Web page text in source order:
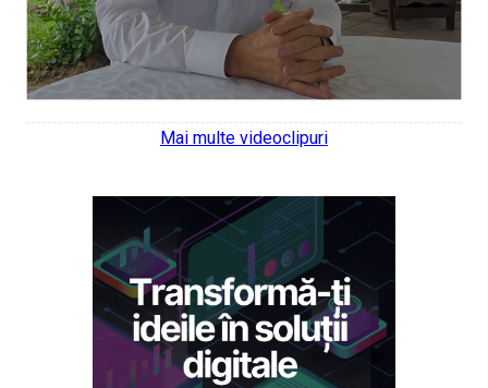
Mai multe videoclipuri